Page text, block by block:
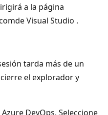
a la página
Visual Studio .
tarda más de un
el explorador y
DevOps. Seleccione